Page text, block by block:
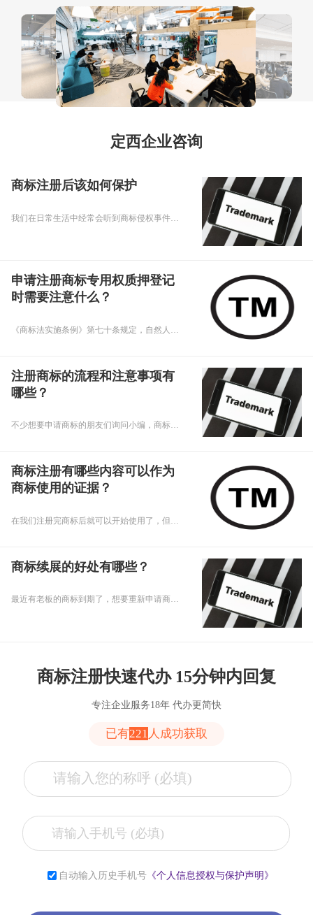
定西企业咨询
商标注册后该如何保护
申请注册商标专用权质押登记
时需要注意什么？
《商标法实施条例》第七十条规定，自然人、法人或者其他组织以其注册商标专用权出质的，出质人与质权人应当订立书面合同，并共同向国家知识产权局办理质押登记。
注册商标的流程和注意事项有
哪些？
不少想要申请商标的朋友们询问小编，商标注册的流程是什么？商标注册的注意事项有哪些？下面，乾通办小编就给大家回复注册商标的问题，要专心听讲啊！
商标注册有哪些内容可以作为
商标使用的证据？
商标续展的好处有哪些？
最近有老板的商标到期了，想要重新申请商标，小编就想老板建议办理续展，那么商标续展的好处有哪些呢，下面乾通办小编给大家讲讲吧。
商标注册快速代办 15分钟内回复
专注企业服务18年 代办更简快
已有221 人成功获取
自动输入历史手机号 《个人信息授权与保护声明》
张** 153****2321
李** 181****2321 6小时前